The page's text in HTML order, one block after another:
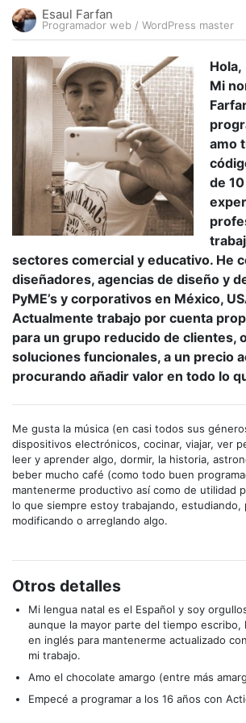
Esaul Farfan
Programador web / WordPress master
Hola,
Mi
amo
de
sectores comercial y educativo. He
diseñadores, agencias de diseño y
PyME’s y corporativos en México,
Actualmente trabajo por cuenta
para un grupo reducido de clientes,
soluciones funcionales, a un precio
procurando añadir valor en todo lo
Me gusta la música (en casi todos sus
dispositivos electrónicos, cocinar, viajar, ver
leer y aprender algo, dormir, la historia,
beber mucho café (como todo buen
mantenerme productivo así como de utilidad
lo que siempre estoy trabajando, estudiando,
modificando o arreglando algo.
Otros detalles
Mi lengua natal es el Español y soy
aunque la mayor parte del tiempo escribo,
en inglés para mantenerme actualizado
mi trabajo.
Amo el chocolate amargo (entre más
Empecé a programar a los 16 años con